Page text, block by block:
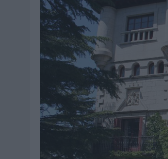
06/08/2026 | FRIGO Y UNIQLO LANZAN UNA
06/08/2026 |
LA IA ESTÁ SUBIENDO EL LISTÓN
05/08/2026
BEON WORLDWIDE LANZA RAÍZ
05/08/2026 |
FABRA COMUNICACIÓN
| LOPESAN HOTELS & RESORTS
05/08/2026
LUIS ARQUILLOS (BURGO DE
MONEDA”
04/08/2026 | ‘EL PARAÍSO MÁS CERCA’, DE
‘LA ÚNICA CERVEZA DEL MUNDO
04/08/2026
‘EL FÚTBOL SIN LAS